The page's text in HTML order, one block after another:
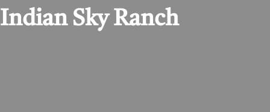
Indian Sky Ranch